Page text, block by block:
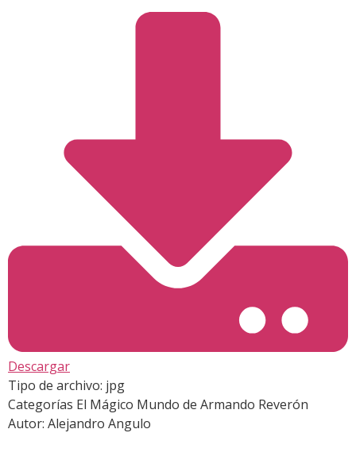
Descargar
Tipo de archivo: jpg
Categorías El Mágico Mundo de Armando Reverón
Autor: Alejandro Angulo